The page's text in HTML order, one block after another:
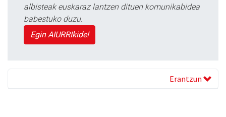
albisteak euskaraz lantzen dituen komunikabidea
babestuko duzu.
Egin AIURRIkide!
Erantzun